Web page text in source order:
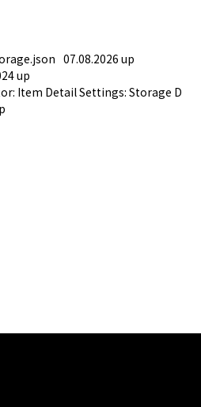
07.08.2026 up
up
Item Detail Settings: Storage D